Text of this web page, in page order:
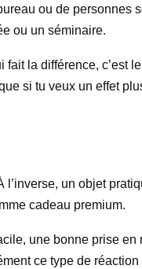
ou de personnes
ou un séminaire.
la différence, c’est
si tu veux un effet
l’inverse, un objet
cadeau premium.
une bonne prise en
ce type de réaction